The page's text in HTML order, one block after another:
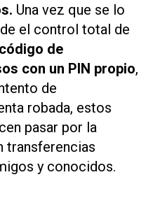
Una vez que se lo
el control total de
de
con un PIN propio,
de
robada, estos
pasar por la
transferencias
y conocidos.